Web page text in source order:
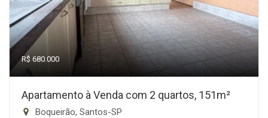
R$ 680.000
Apartamento à Venda com 2 quartos, 151m²
Boqueirão, Santos-SP